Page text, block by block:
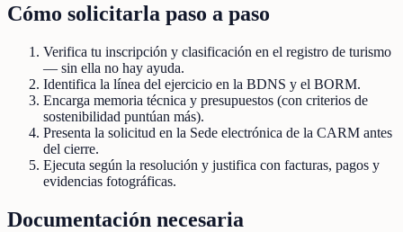
Cómo solicitarla paso a paso
Verifica tu inscripción y clasificación en el registro de turismo
— sin ella no hay ayuda.
Identifica la línea del ejercicio en la BDNS y el BORM.
Encarga memoria técnica y presupuestos (con criterios de
sostenibilidad puntúan más).
Presenta la solicitud en la Sede electrónica de la CARM antes
del cierre.
Ejecuta según la resolución y justifica con facturas, pagos y
evidencias fotográficas.
Documentación necesaria